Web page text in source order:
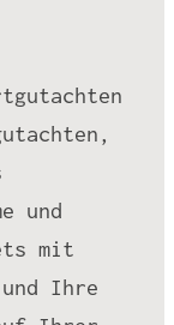
und
mit
Ihre